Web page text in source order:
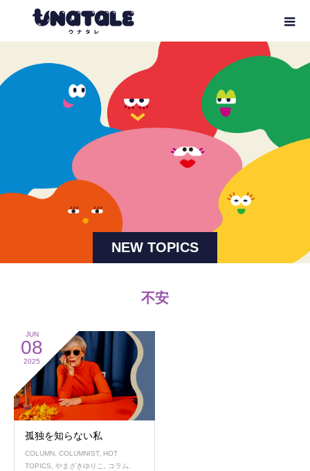
NEW TOPICS
不安
JUN
08
2025
孤独を知らない私
COLUMN, COLUMNIST, HOT
TOPICS, やまざきゆりこ , コラム,